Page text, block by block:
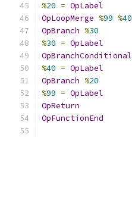
%20 = OpLabel
OpLoopMerge %99 %40
OpBranch %30
%30 = OpLabel
OpBranchConditional
%40 = OpLabel
OpBranch %20
%99 = OpLabel
OpReturn
OpFunctionEnd